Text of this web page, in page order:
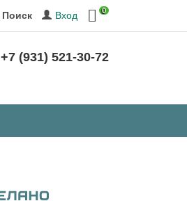
Поиск Вход 0
+7 (931) 521-30-72